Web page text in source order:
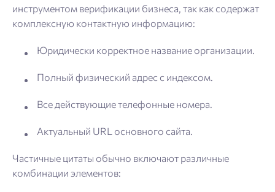
инструментом верификации бизнеса, так как содержат
комплексную контактную информацию:
Юридически корректное название организации.
Полный физический адрес с индексом.
Все действующие телефонные номера.
Актуальный URL основного сайта.
Частичные цитаты обычно включают различные
комбинации элементов: